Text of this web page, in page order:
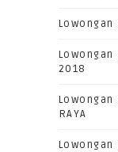
Lowongan
Lowongan
2018
Lowongan
RAYA
Lowongan